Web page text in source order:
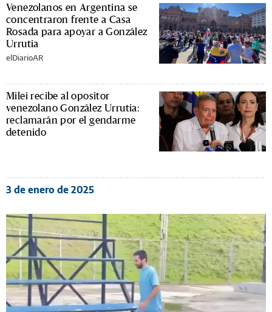
Venezolanos en Argentina se
concentraron frente a Casa
Rosada para apoyar a González
Urrutia
elDiarioAR
Milei recibe al opositor
venezolano González Urrutia:
reclamarán por el gendarme
detenido
3 de enero de 2025